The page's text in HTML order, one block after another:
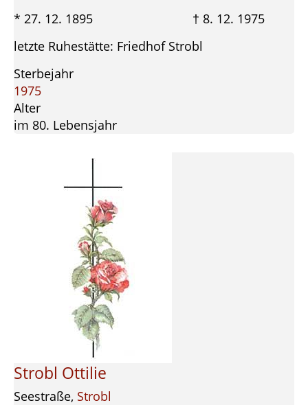
* 27. 12. 1895 † 8. 12. 1975
letzte Ruhestätte: Friedhof Strobl
Sterbejahr
1975
Alter
im 80. Lebensjahr
Strobl Ottilie
Seestraße, Strobl